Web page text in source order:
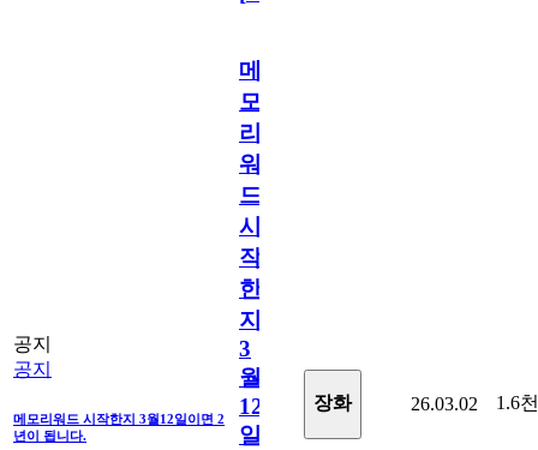
공지
공지
메모리워드 시작한지 3월12일이면 2
년이 됩니다.
메
모
리
워
드
시
작
한
지
3
월
12
일
장화 26.03.02 1.6천